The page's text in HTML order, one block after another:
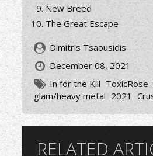
New Breed
The Great Escape
Dimitris Tsaousidis
December 08, 2021
In for the Kill ToxicRose
glam/heavy metal 2021
RELATED